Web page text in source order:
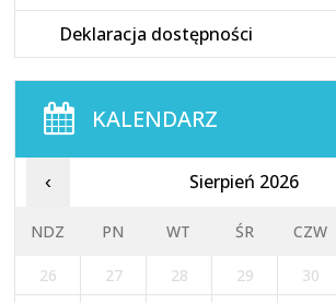
Deklaracja dostępności
KALENDARZ
‹ Sierpień 2026
NDZ PN WT ŚR CZW
26 27 28 29 30